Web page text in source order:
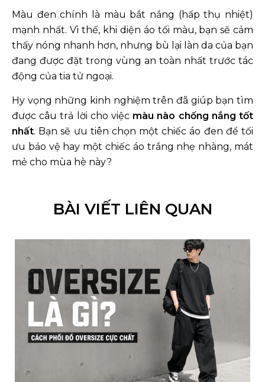
Màu đen chính là màu bắt nắng (hấp thụ nhiệt)
mạnh nhất. Vì thế, khi diện áo tối màu, bạn sẽ cảm
thấy nóng nhanh hơn, nhưng bù lại làn da của bạn
đang được đặt trong vùng an toàn nhất trước tác
động của tia tử ngoại.
Hy vọng những kinh nghiệm trên đã giúp bạn tìm
được câu trả lời cho việc màu nào chống nắng tốt
nhất. Bạn sẽ ưu tiên chọn một chiếc áo đen để tối
ưu bảo vệ hay một chiếc áo trắng nhẹ nhàng, mát
mẻ cho mùa hè này?
BÀI VIẾT LIÊN QUAN